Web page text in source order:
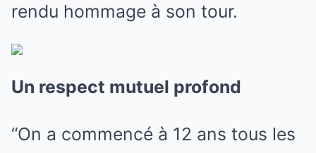
rendu hommage à son tour.
Un respect mutuel profond
“On a commencé à 12 ans tous les